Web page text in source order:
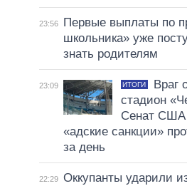
23:56
Первые выплаты по
школьника» уже
знать родителям
23:09 ИТОГИ
Враг
стадион
Сенат США
«адские санкции»
за день
22:29 Оккупанты ударили